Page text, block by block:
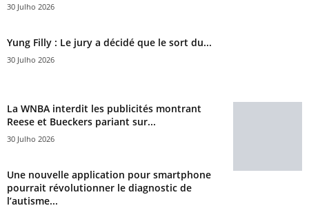
30 Julho 2026
Yung Filly : Le jury a décidé que le sort du...
30 Julho 2026
La WNBA interdit les publicités montrant
Reese et Bueckers pariant sur...
30 Julho 2026
Une nouvelle application pour smartphone
pourrait révolutionner le diagnostic de
l’autisme...